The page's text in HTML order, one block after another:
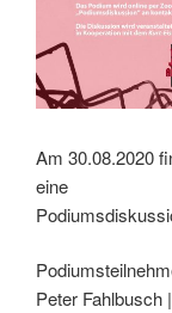
Am 30.08.2020
eine
Peter Fahlbusch